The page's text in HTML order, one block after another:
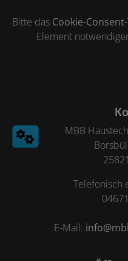
Bitte das Cookie-
Element
Footer -
MBB
Telefonisch
E-Mail: